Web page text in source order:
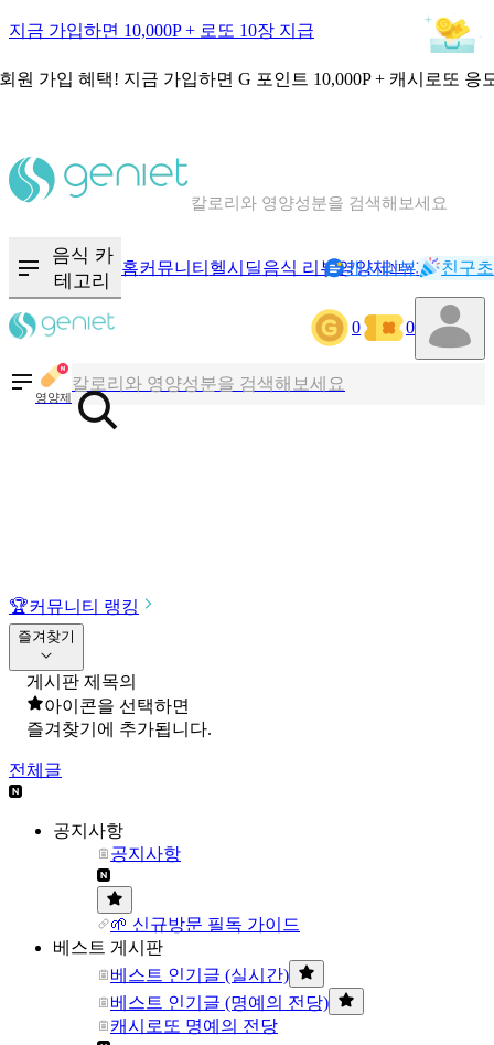
지금 가입하면 10,000P + 로또 10장 지급
원 가입 혜택! 지금 가입하면 G 포인트 10,000P + 캐시로또 응
칼로리와 영양성분을 검색해보세요
음식 카
테고리
홈커뮤니티 헬시딜음식 리뷰영양제NEW기록
캐시리뷰 친구
0 0
영양제
칼로리와 영양성분을 검색해보세요
혈당 · 다이어트 음식 검색해보세요
🏆커뮤니티 랭킹
즐겨찾기
게시판 제목의
아이콘을 선택하면
즐겨찾기에 추가됩니다.
전체글
공지사항
공지사항
🌱 신규방문 필독 가이드
베스트 게시판
베스트 인기글 (실시간)
베스트 인기글 (명예의 전당)
캐시로또 명예의 전당